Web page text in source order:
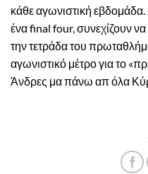
κάθε αγωνιστική
ένα final four, συνεχίζουν
την τετράδα του
αγωνιστικό μέτρο για το
Άνδρες μα πάνω απ όλα